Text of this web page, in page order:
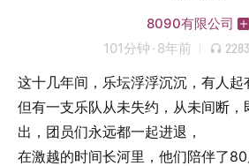
8090有限公司
101分钟 · 8年前 2283
这十几年间，乐坛浮浮沉沉，有人起
但有一支乐队从未失约，从未间断
出，团员们永远都一起进退，
在激越的时间长河里，他们陪伴了